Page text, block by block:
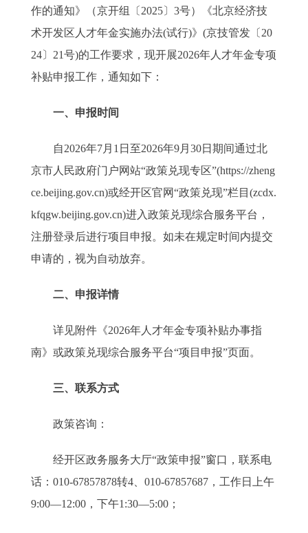
作的通知》（京开组〔2025〕3号）《北京经济技
术开发区人才年金实施办法(试行)》(京技管发〔20
24〕21号)的工作要求，现开展2026年人才年金专项
补贴申报工作，通知如下：
一、申报时间
自2026年7月1日至2026年9月30日期间通过北
京市人民政府门户网站“政策兑现专区”(https://zheng
ce.beijing.gov.cn)或经开区官网“政策兑现”栏目(zcdx.
kfqgw.beijing.gov.cn)进入政策兑现综合服务平台，
注册登录后进行项目申报。如未在规定时间内提交
申请的，视为自动放弃。
二、申报详情
详见附件《2026年人才年金专项补贴办事指
南》或政策兑现综合服务平台“项目申报”页面。
三、联系方式
政策咨询：
经开区政务服务大厅“政策申报”窗口，联系电
话：010-67857878转4、010-67857687，工作日上午
9:00—12:00，下午1:30—5:00；